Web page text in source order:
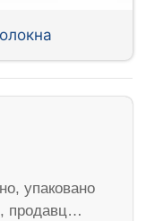
упаковано
продавц…